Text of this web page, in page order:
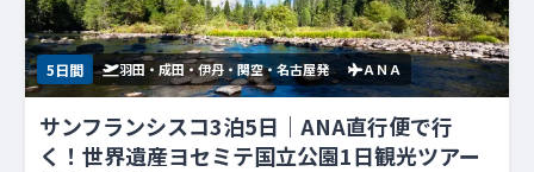
5日間 羽田・成田・伊丹・関空・名古屋発 ＡＮＡ
サンフランシスコ3泊5日｜ANA直行便で行
く！世界遺産ヨセミテ国立公園1日観光ツアー